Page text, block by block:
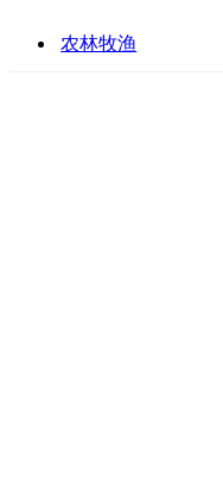
农林牧渔